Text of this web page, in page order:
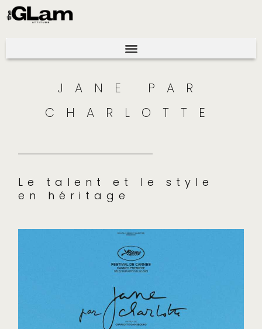
JANE PAR
CHARLOTTE
Le talent et le style
en héritage